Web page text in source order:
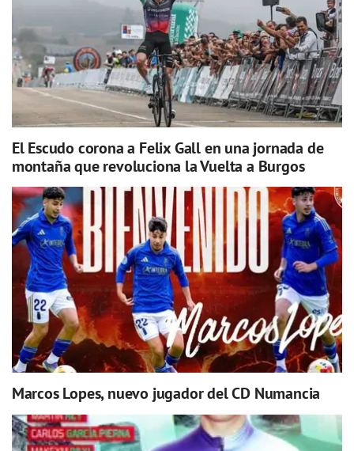
El Escudo corona a Felix Gall en una jornada de
montaña que revoluciona la Vuelta a Burgos
Marcos Lopes, nuevo jugador del CD Numancia